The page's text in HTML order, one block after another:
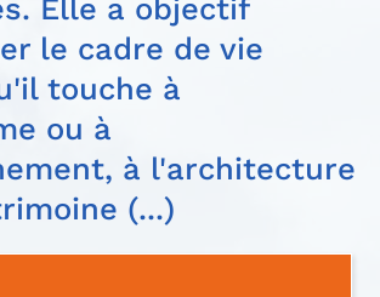
Elle a objectif
le cadre de vie
touche à
ou à
à l'architecture
(...)